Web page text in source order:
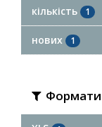
кількість 1
нових 1
Формати